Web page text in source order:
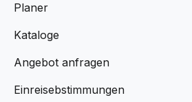
Planer
Kataloge
Angebot anfragen
Einreisebstimmungen